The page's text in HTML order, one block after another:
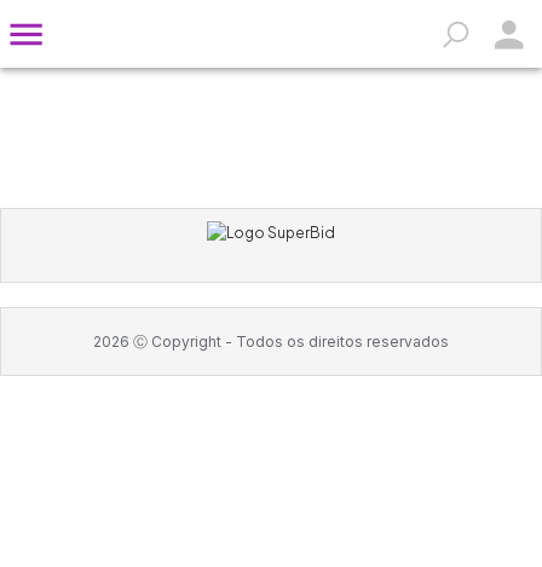
2026 Ⓒ Copyright - Todos os direitos reservados